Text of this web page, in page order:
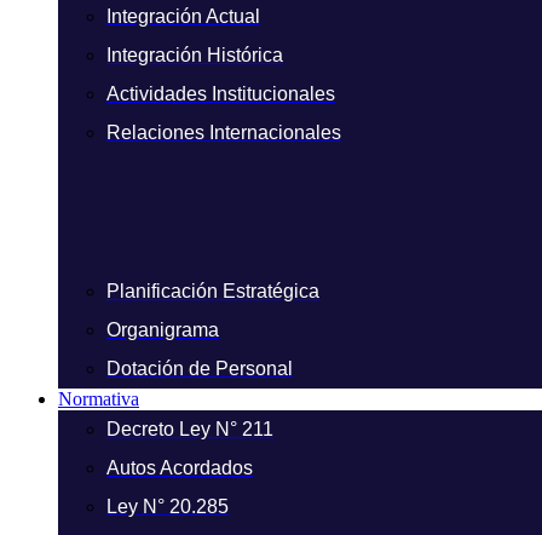
Integración Actual
Integración Histórica
Actividades Institucionales
Relaciones Internacionales
Planificación Estratégica
Organigrama
Dotación de Personal
Normativa
Decreto Ley N° 211
Autos Acordados
Ley N° 20.285